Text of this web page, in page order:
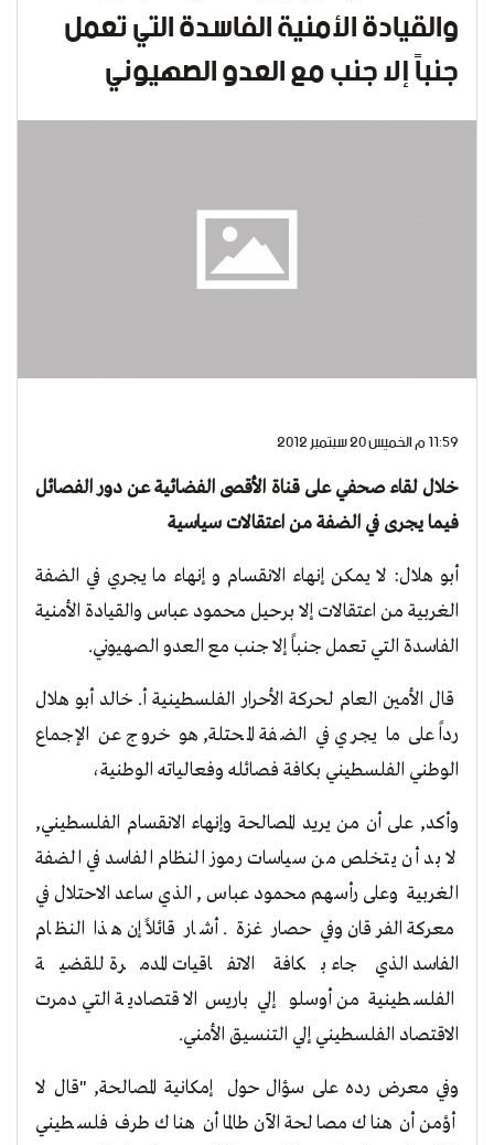
والقيادة الأمنية الفاسدة التي تعمل
جنباً إلا جنب مع العدو الصهيوني
11:59 م الخميس 20 سبتمبر 2012
خلال لقاء صحفي على قناة الأقصى الفضائية عن دور الفصائل
فيما يجرى في الضفة من اعتقالات سياسية
أبو هلال: لا يمكن إنهاء الانقسام و إنهاء ما يجري في الضفة
الغربية من اعتقالات إلا برحيل محمود عباس والقيادة الأمنية
الفاسدة التي تعمل جنباً إلا جنب مع العدو الصهيوني.
قال الأمين العام لحركة الأحرار الفلسطينية أ. خالد أبو هلال
رداً على ما يجري في الضفة المحتلة, هو خروج عن الإجماع
الوطني الفلسطيني بكافة فصائله وفعالياته الوطنية،
وأكد, على أن من يريد المصالحة وإنهاء الانقسام الفلسطيني,
لا بد أن يتخلص من سياسات رموز النظام الفاسد في الضفة
الغربية وعلى رأسهم محمود عباس , الذي ساعد الاحتلال في
معركة الفرقان وفي حصار غزة . أشار قائلاً إن هذا النظام
الفاسد الذي جاء بكافة الاتفاقيات المدمرة للقضية
الفلسطينية من أوسلو إلي باريس الاقتصادية التي دمرت
الاقتصاد الفلسطيني إلي التنسيق الأمني.
وفي معرض رده على سؤال حول إمكانية المصالحة, "قال لا
أؤمن أن هناك مصالحة الآن طالما أن هناك طرف فلسطيني